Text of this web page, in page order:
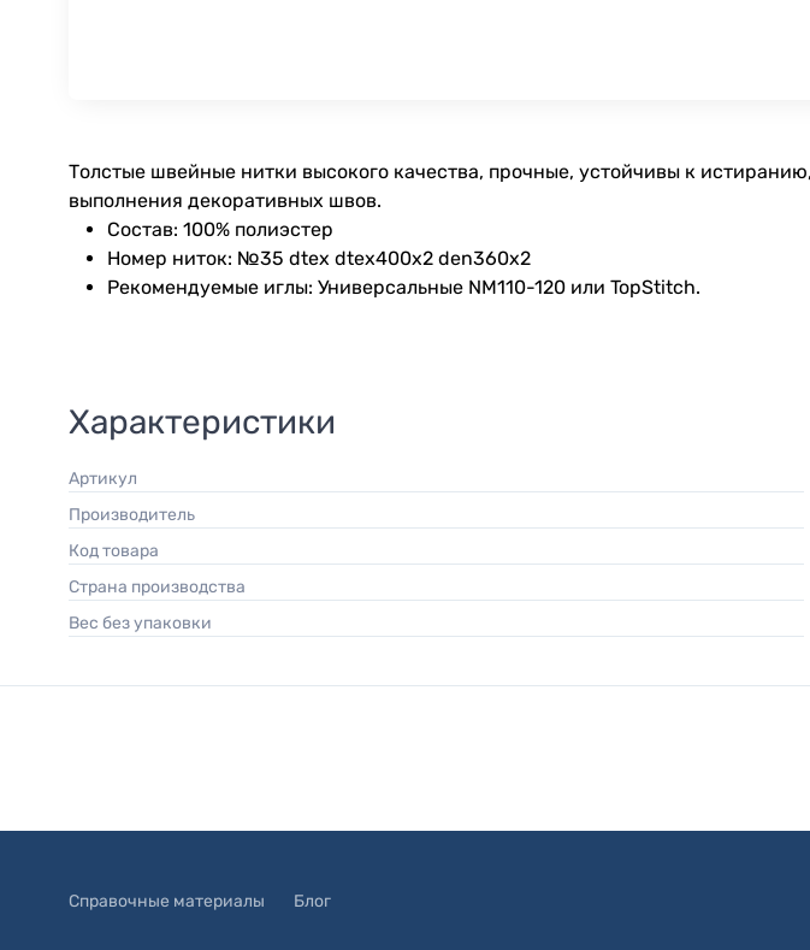
Толстые швейные нитки высокого качества, прочные, устойчивы к
выполнения декоративных швов.
Состав: 100% полиэстер
Номер ниток: №35 dtex dtex400x2 den360x2
Рекомендуемые иглы: Универсальные NM110-120 или TopStitch.
Характеристики
Артикул
Производитель
Код товара
Страна производства
Вес без упаковки
Справочные материалы Блог